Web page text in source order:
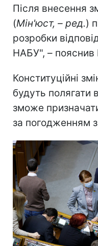
Після внесення
(Мін'юст, – ред.)
розробки
НАБУ", –
Конституційні
будуть полягати
зможе
за погодженням